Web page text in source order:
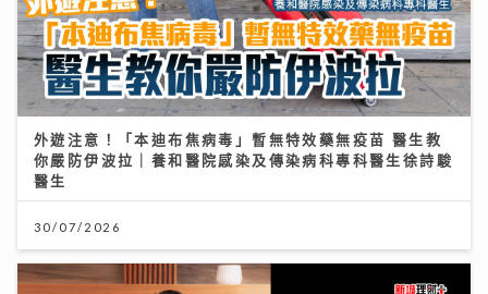
外遊注意！「本迪布焦病毒」暫無特效藥無疫苗 醫生教
你嚴防伊波拉｜養和醫院感染及傳染病科專科醫生徐詩駿
醫生
30/07/2026